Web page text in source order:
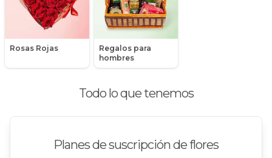
Rosas Rojas
Regalos para
hombres
Todo lo que tenemos
Planes de suscripción de flores
Rosas Blancas
Rosas Damasco
Rosas en arreglos
Rosas Fucsia